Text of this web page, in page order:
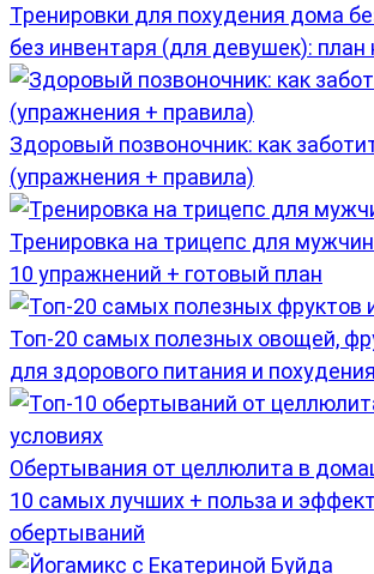
Тренировки для похудения дома
без инвентаря (для девушек): план
Здоровый позвоночник: как
(упражнения + правила)
Тренировка на трицепс для
10 упражнений + готовый план
Топ-20 самых полезных овощей,
для здорового питания и похудения
Обертывания от целлюлита в
10 самых лучших + польза и
обертываний